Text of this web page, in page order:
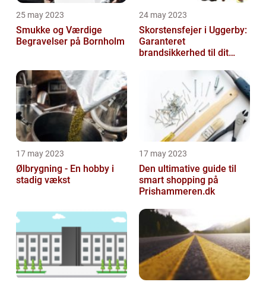
25 may 2023
Smukke og Værdige
Begravelser på Bornholm
24 may 2023
Skorstensfejer i Uggerby:
Garanteret
brandsikkerhed til dit
17 may 2023
Ølbrygning - En hobby i
stadig vækst
17 may 2023
Den ultimative guide til
smart shopping på
Prishammeren.dk